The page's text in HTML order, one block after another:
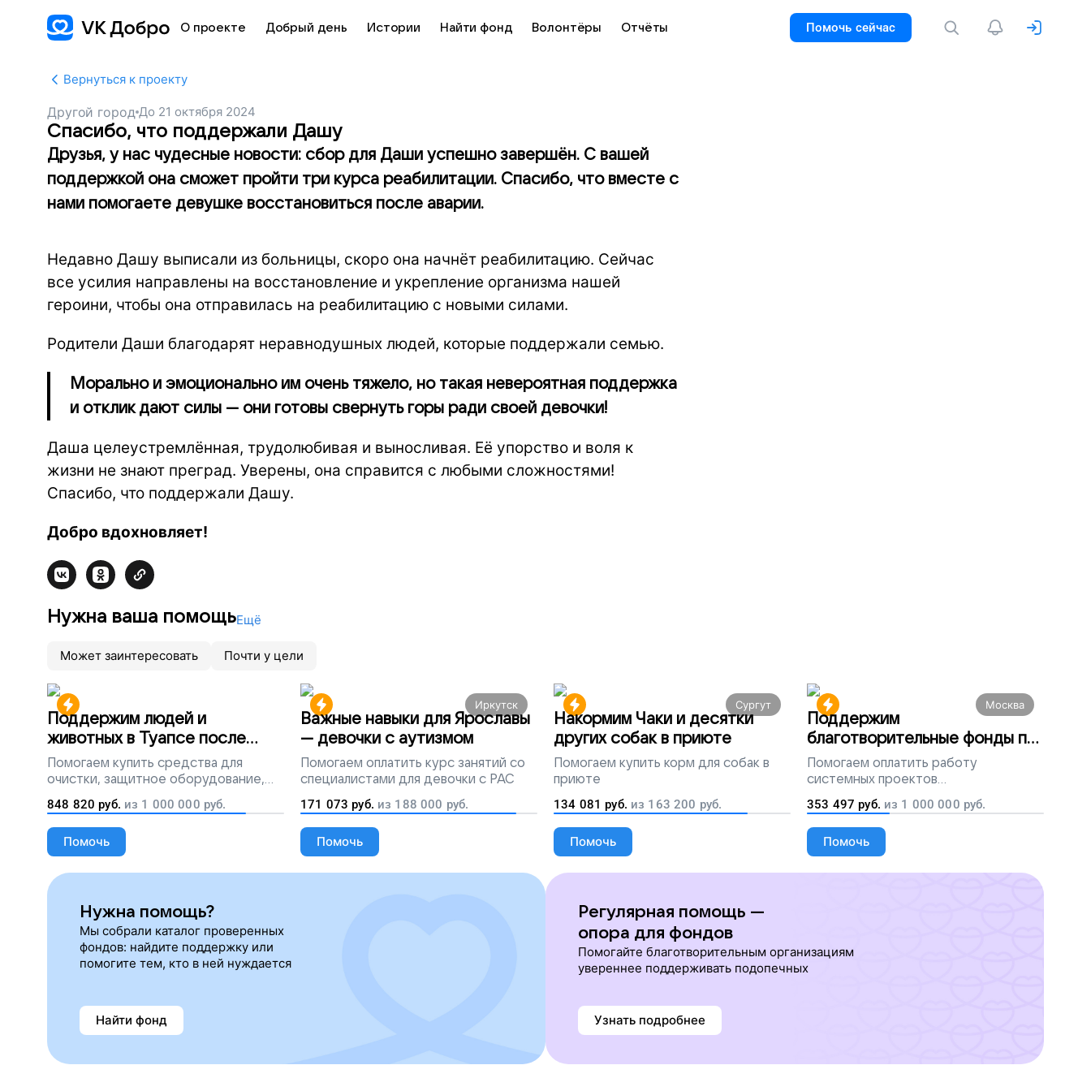
О проекте Добрый день Истории Найти фонд Волонтёры Отчёты Помочь сейчас
Вернуться к проекту
Другой город До 21 октября 2024
Спасибо, что поддержали Дашу
Друзья, у нас чудесные новости: сбор для Даши успешно завершён. С вашей
поддержкой она сможет пройти три курса реабилитации. Спасибо, что вместе с
нами помогаете девушке восстановиться после аварии.
Недавно Дашу выписали из больницы, скоро она начнёт реабилитацию. Сейчас
все усилия направлены на восстановление и укрепление организма нашей
героини, чтобы она отправилась на реабилитацию с новыми силами.
Родители Даши благодарят неравнодушных людей, которые поддержали семью.
Морально и эмоционально им очень тяжело, но такая невероятная поддержка
и отклик дают силы — они готовы свернуть горы ради своей девочки!
Даша целеустремлённая, трудолюбивая и выносливая. Её упорство и воля к
жизни не знают преград. Уверены, она справится с любыми сложностями!
Спасибо, что поддержали Дашу.
Добро вдохновляет!
Нужна ваша помощьЕщё
Может заинтересовать Почти у цели
Поддержим людей и
животных в Туапсе после
разлива мазута
Помогаем купить средства для
очистки, защитное оборудование,
лекарства, корм и предметы первой
необходимости
848 820 руб. из 1 000 000 руб.
Помочь
Иркутск
Важные навыки для Ярославы
— девочки с аутизмом
Помогаем оплатить курс занятий со
специалистами для девочки с РАС
171 073 руб. из 188 000 руб.
Помочь
Сургут
Накормим Чаки и десятки
других собак в приюте
Помогаем купить корм для собак в
приюте
134 081 руб. из 163 200 руб.
Помочь
Москва
Поддержим
благотворительные фонды по
всей России
Помогаем оплатить работу
системных проектов
благотворительных организаций
353 497 руб. из 1 000 000 руб.
Помочь
Нужна помощь?
Мы собрали каталог проверенных
фондов: найдите поддержку или
помогите тем, кто в ней нуждается
Найти фонд
Регулярная помощь —
опора для фондов
Помогайте благотворительным организациям
увереннее поддерживать подопечных
Узнать подробнее